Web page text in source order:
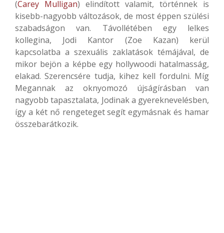
(Carey Mulligan) elindított valamit, történnek is
kisebb-nagyobb változások, de most éppen szülési
szabadságon van. Távollétében egy lelkes
kollegina, Jodi Kantor (Zoe Kazan) kerül
kapcsolatba a szexuális zaklatások témájával, de
mikor bejön a képbe egy hollywoodi hatalmasság,
elakad. Szerencsére tudja, kihez kell fordulni. Míg
Megannak az oknyomozó újságírásban van
nagyobb tapasztalata, Jodinak a gyereknevelésben,
így a két nő rengeteget segít egymásnak és hamar
összebarátkozik.